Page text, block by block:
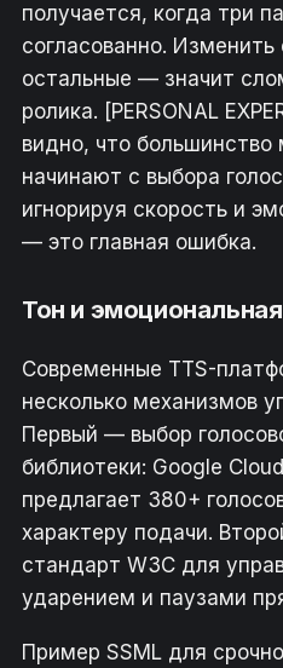
получается, когда три
согласованно.
остальные — значит
ролика. [PERSONAL
видно, что большинство
начинают с выбора
игнорируя скорость и
— это главная ошибка.
Тон и
Современные TTS-
несколько механизмов
Первый — выбор
библиотеки: Google
предлагает 380+
характеру подачи.
стандарт W3C для
ударением и паузами
Пример SSML для